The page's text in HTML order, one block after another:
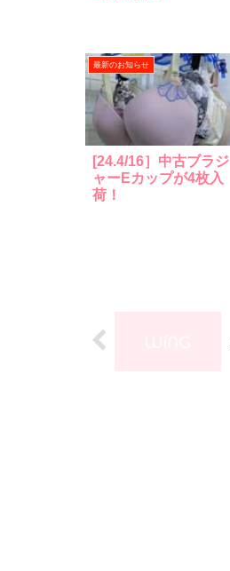
最新のお知らせ
[24.4/16］中古ブラジ
ャーEカップが4枚入
荷！